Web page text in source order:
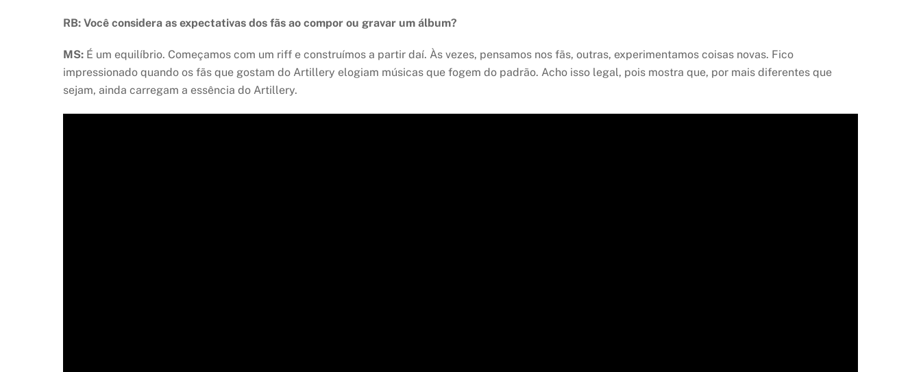
RB: Você considera as expectativas dos fãs ao compor ou gravar um álbum?
MS: É um equilíbrio. Começamos com um riff e construímos a partir daí. Às vezes, pensamos nos fãs, outras, experimentamos coisas novas. Fico
impressionado quando os fãs que gostam do Artillery elogiam músicas que fogem do padrão. Acho isso legal, pois mostra que, por mais diferentes que
sejam, ainda carregam a essência do Artillery.